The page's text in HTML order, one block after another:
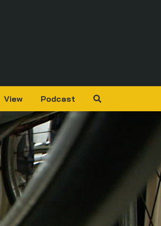
View Podcast